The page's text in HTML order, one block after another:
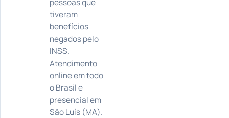
tiveram
benefícios
negados pelo
INSS.
Atendimento
online em todo
o Brasil e
presencial em
São Luís (MA).